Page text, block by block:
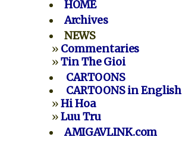
HOME
Archives
NEWS
» Commentaries
»Tin The Gioi
CARTOONS
CARTOONS in English
»Hi Hoa
»Luu Tru
AMIGAVLINK.com